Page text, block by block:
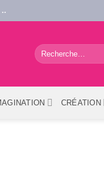
..
Recherche
pour :
CRÉATION